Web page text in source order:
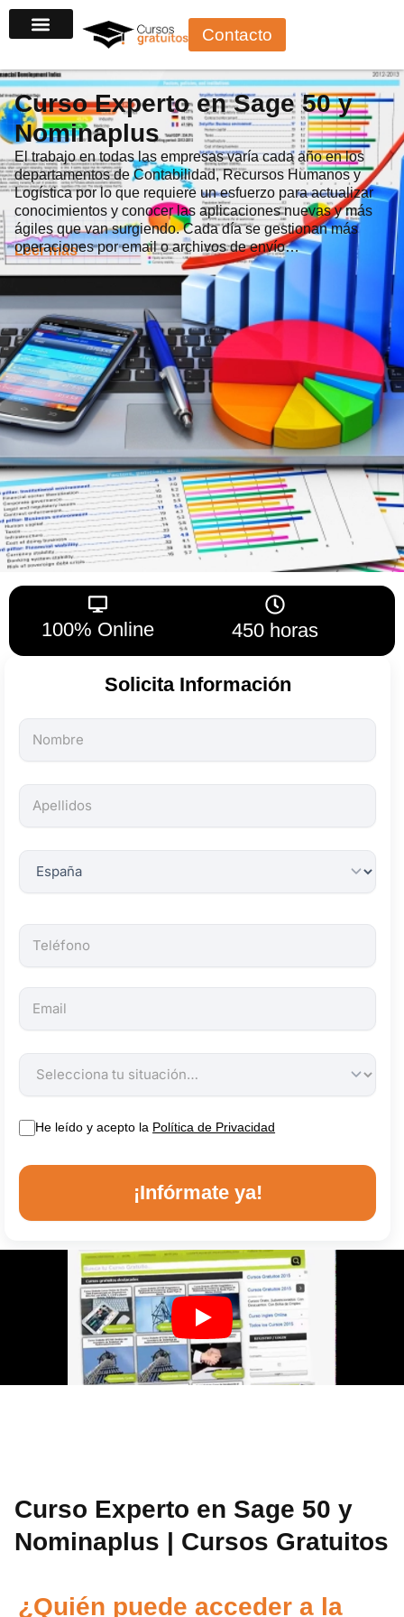
al
Contacto
Curso Experto en Sage 50 y
Nominaplus
El trabajo en todas las empresas varía cada año en los
departamentos de Contabilidad, Recursos Humanos y
Logística por lo que requiere un esfuerzo para actualizar
conocimientos y conocer las aplicaciones nuevas y más
ágiles que van surgiendo. Cada día se gestionan más
operaciones por email o archivos de envío…
Leer más
100% Online 450 horas
Solicita Información
Todos
los
son
obligatorios.
He leído y acepto la Política de Privacidad
¡Infórmate ya!
Curso Experto en Sage 50 y
Nominaplus | Cursos Gratuitos
¿Quién puede acceder a la